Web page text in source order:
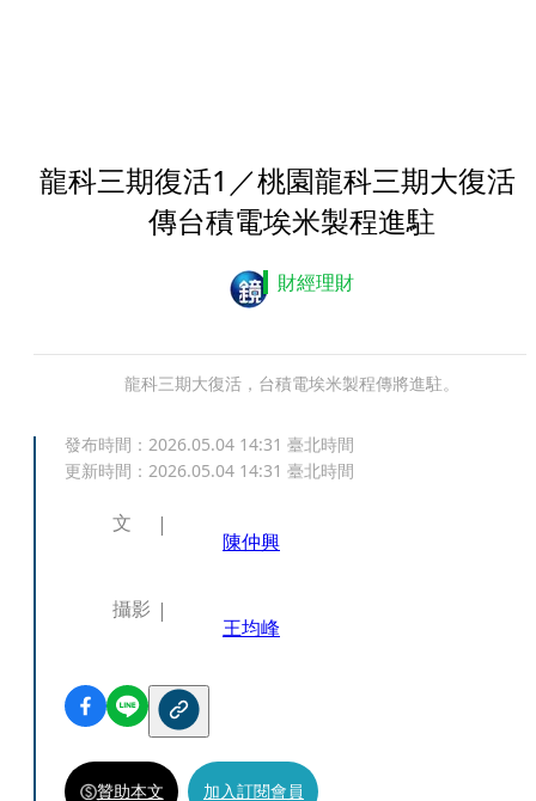
龍科三期復活1／桃園龍科三期大復
傳台積電埃米製程進駐
財經理財
龍科三期大復活，台積電埃米製程傳將進駐。
發布時間： 2026.05.04 14:31 臺北時間
更新時間： 2026.05.04 14:31 臺北時間
文
陳仲興
攝影
王均峰
贊助本文 加入訂閱會員